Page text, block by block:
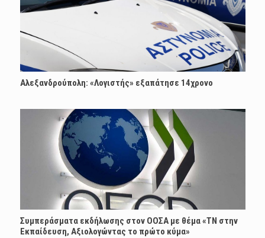
Αλεξανδρούπολη: «Λογιστής» εξαπάτησε 14χρονο
Συμπεράσματα εκδήλωσης στον ΟΟΣΑ με θέμα «ΤΝ στην
Εκπαίδευση, Αξιολογώντας το πρώτο κύμα»